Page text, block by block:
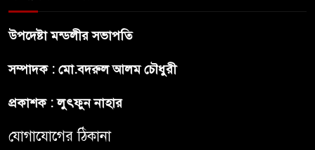
বন্ধুত্ব : ব্রেট লি
উপদেষ্টা মন্ডলীর সভাপতি
সম্পাদক : মো.বদরুল আলম চৌধুরী
প্রকাশক : লুৎফুন নাহার
যোগাযোগের ঠিকানা